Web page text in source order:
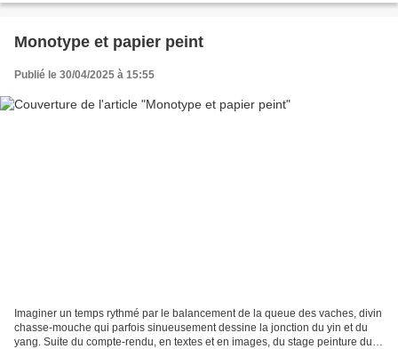
Monotype et papier peint
Publié le 30/04/2025 à 15:55
Imaginer un temps rythmé par le balancement de la queue des vaches, divin
chasse-mouche qui parfois sinueusement dessine la jonction du yin et du
yang. Suite du compte-rendu, en textes et en images, du stage peinture du